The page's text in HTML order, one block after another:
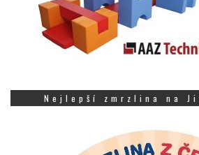
Nejlepší zmrzlina na